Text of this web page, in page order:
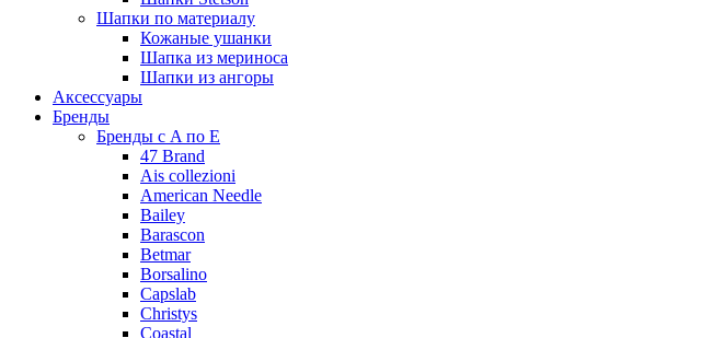
Шапки по материалу
Кожаные ушанки
Шапка из мериноса
Шапки из ангоры
Аксессуары
Бренды
Бренды с A по E
47 Brand
Ais collezioni
American Needle
Bailey
Barascon
Betmar
Borsalino
Capslab
Christys
Coastal